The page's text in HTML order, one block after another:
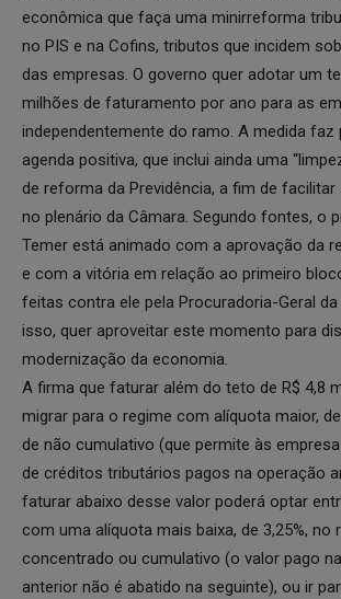
econômica que faça uma minirreforma
no PIS e na Cofins, tributos que incidem
das empresas. O governo quer adotar um
milhões de faturamento por ano para as
independentemente do ramo. A medida faz
agenda positiva, que inclui ainda uma
de reforma da Previdência, a fim de
no plenário da Câmara. Segundo fontes, o
Temer está animado com a aprovação da
e com a vitória em relação ao primeiro
feitas contra ele pela Procuradoria-Geral da
isso, quer aproveitar este momento para
modernização da economia.
A firma que faturar além do teto de R$ 4,8
migrar para o regime com alíquota maior,
de não cumulativo (que permite às
de créditos tributários pagos na operação
faturar abaixo desse valor poderá optar
com uma alíquota mais baixa, de 3,25%, no
concentrado ou cumulativo (o valor pago
anterior não é abatido na seguinte), ou ir